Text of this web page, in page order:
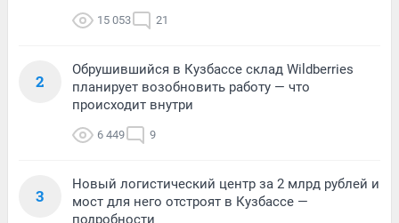
15 053 21
2
Обрушившийся в Кузбассе склад Wildberries
планирует возобновить работу — что
происходит внутри
6 449 9
3
Новый логистический центр за 2 млрд рублей и
мост для него отстроят в Кузбассе —
подробности